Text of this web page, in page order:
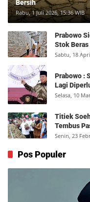
Bersih
Rabu, 1 Juli 2026, 15:36 WIB
Prabowo
Stok
Sabtu, 18
Prabowo :
Lagi
Selasa, 10
Titiek
Tembus
Juta per
Senin, 23
Pos Populer